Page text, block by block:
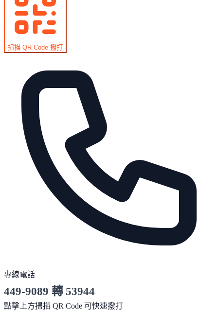
掃描 QR Code 撥打
專線電話
449-9089 轉 53944
服務時間 10:00～19:00
點擊上方掃描 QR Code 可快速撥打